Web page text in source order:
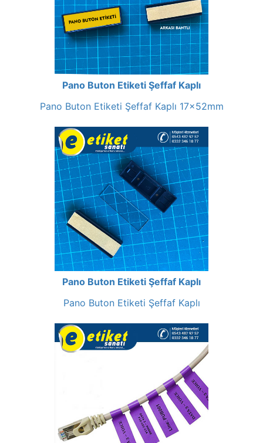
Pano Buton Etiketi Şeffaf Kaplı
Pano Buton Etiketi Şeffaf Kaplı 17x52mm
Pano Buton Etiketi Şeffaf Kaplı
Pano Buton Etiketi Şeffaf Kaplı